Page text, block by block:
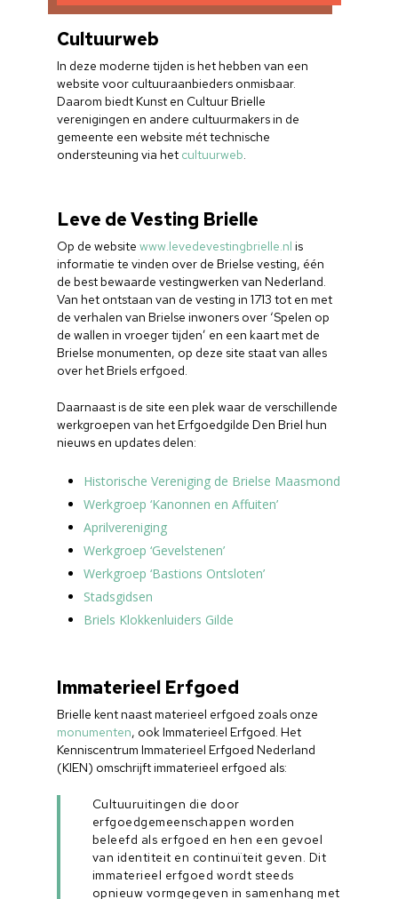
Cultuurweb
In deze moderne tijden is het hebben van een
website voor cultuuraanbieders onmisbaar.
Daarom biedt Kunst en Cultuur Brielle
verenigingen en andere cultuurmakers in de
gemeente een website mét technische
ondersteuning via het cultuurweb.
Leve de Vesting Brielle
Op de websitewww.levedevestingbrielle.nl is
informatie te vinden over de Brielse vesting, één
de best bewaarde vestingwerken van Nederland.
Van het ontstaan van de vesting in 1713 tot en met
de verhalen van Brielse inwoners over ‘Spelen op
de wallen in vroeger tijden’ en een kaart met de
Brielse monumenten, op deze site staat van alles
over het Briels erfgoed.
Daarnaast is de site een plek waar de verschillende
werkgroepen van het Erfgoedgilde Den Briel hun
nieuws en updates delen:
Historische Vereniging de Brielse Maasmond
Werkgroep ‘Kanonnen en Affuiten’
Aprilvereniging
Werkgroep ‘Gevelstenen’
Werkgroep ‘Bastions Ontsloten’
Stadsgidsen
Briels Klokkenluiders Gilde
Immaterieel Erfgoed
Brielle kent naast materieel erfgoed zoals onze
monumenten, ook Immaterieel Erfgoed. Het
Kenniscentrum Immaterieel Erfgoed Nederland
(KIEN) omschrijft immaterieel erfgoed als:
Cultuuruitingen die door
erfgoedgemeenschappen worden
beleefd als erfgoed en hen een gevoel
van identiteit en continuïteit geven. Dit
immaterieel erfgoed wordt steeds
opnieuw vormgegeven in samenhang met